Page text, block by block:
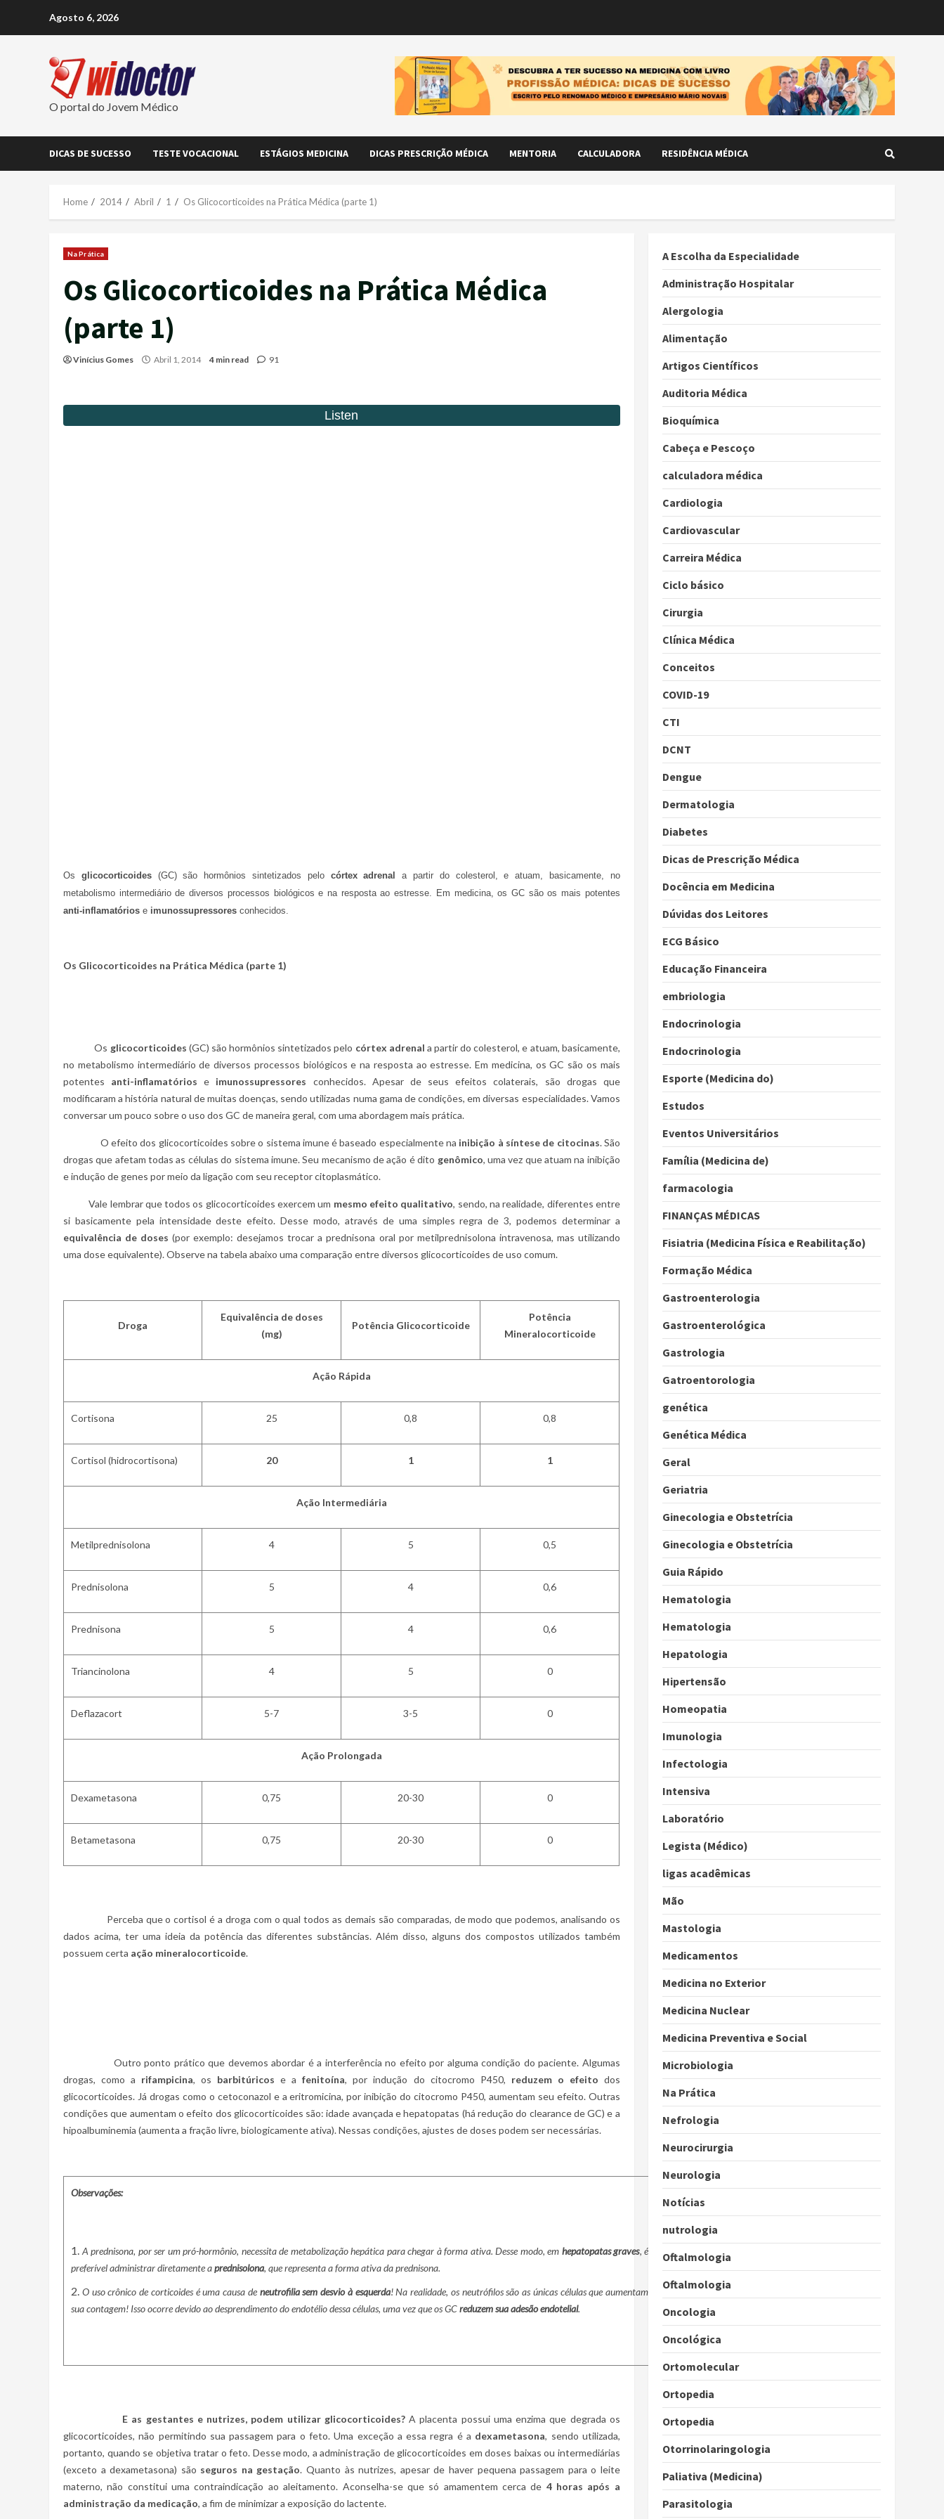
Agosto 6, 2026
O portal do Jovem Médico
DICAS DE SUCESSO TESTE VOCACIONAL ESTÁGIOS MEDICINA DICAS PRESCRIÇÃO MÉDICA MENTORIA CALCULADORA RESIDÊNCIA MÉDICA
Home 2014 Abril 1 Os Glicocorticoides na Prática Médica (parte 1)
Na Prática
Os Glicocorticoides na Prática Médica
(parte 1)
Vinícius Gomes Abril 1, 2014 4 min read 91
Os glicocorticoides(GC) são hormônios sintetizados pelo córtex adrenal
a partir do colesterol, e atuam, basicamente, no
metabolismo intermediário de diversos processos biológicos e na resposta ao estresse. Em medicina, os GC são os mais potentes
anti-inflamatórios e imunossupressores conhecidos.
Os Glicocorticoides na Prática Médica (parte 1)
Os glicocorticoides (GC) são hormônios sintetizados pelo córtex adrenal a partir do colesterol, e atuam, basicamente,
no metabolismo intermediário de diversos processos biológicos e na resposta ao estresse. Em medicina, os GC são os mais
potentes anti-inflamatórios e imunossupressores conhecidos. Apesar de seus efeitos colaterais, são drogas que
modificaram a história natural de muitas doenças, sendo utilizadas numa gama de condições, em diversas especialidades. Vamos
conversar um pouco sobre o uso dos GC de maneira geral, com uma abordagem mais prática.
O efeito dos glicocorticoides sobre o sistema imune é baseado especialmente na inibição à síntese de citocinas. São
drogas que afetam todas as células do sistema imune. Seu mecanismo de ação é dito genômico, uma vez que atuam na inibição
e indução de genes por meio da ligação com seu receptor citoplasmático.
Vale lembrar que todos os glicocorticoides exercem um mesmo efeito qualitativo, sendo, na realidade, diferentes entre
si basicamente pela intensidade deste efeito. Desse modo, através de uma simples regra de 3, podemos determinar a
equivalência de doses (por exemplo: desejamos trocar a prednisona oral por metilprednisolona intravenosa, mas utilizando
uma dose equivalente). Observe na tabela abaixo uma comparação entre diversos glicocorticoides de uso comum.
Droga
Equivalência de doses
(mg)
Potência Glicocorticoide
Potência
Mineralocorticoide
Ação Rápida
Cortisona 25 0,8 0,8
Cortisol (hidrocortisona) 20 1 1
Ação Intermediária
Metilprednisolona 4 5 0,5
Prednisolona 5 4 0,6
Prednisona 5 4 0,6
Triancinolona 4 5 0
Deflazacort 5-7 3-5 0
Ação Prolongada
Dexametasona 0,75 20-30 0
Betametasona 0,75 20-30 0
Perceba que o cortisol é a droga com o qual todos as demais são comparadas, de modo que podemos, analisando os
dados acima, ter uma ideia da potência das diferentes substâncias. Além disso, alguns dos compostos utilizados também
possuem certa ação mineralocorticoide.
Outro ponto prático que devemos abordar é a interferência no efeito por alguma condição do paciente. Algumas
drogas, como a rifampicina, os barbitúricos e afenitoína, por indução do citocromo P450, reduzem o efeito dos
glicocorticoides. Já drogas como o cetoconazol e a eritromicina, por inibição do citocromo P450, aumentam seu efeito. Outras
condições que aumentam o efeito dos glicocorticoides são: idade avançada e hepatopatas (há redução do clearance de GC) e a
hipoalbuminemia (aumenta a fração livre, biologicamente ativa). Nessas condições, ajustes de doses podem ser necessárias.
Observações:
A prednisona, por ser um pró-hormônio, necessita de metabolização hepática para chegar à forma ativa. Desse modo, em hepatopatas graves, é
preferível administrar diretamente aprednisolona, que representa a forma ativa da prednisona.
O uso crônico de corticoides é uma causa de neutrofilia sem desvio à esquerda! Na realidade, os neutrófilos são as únicas células que aumentam
sua contagem! Isso ocorre devido ao desprendimento do endotélio dessa células, uma vez que os GCreduzem sua adesão endotelial.
E as gestantes e nutrizes, podem utilizar glicocorticoides?A placenta possui uma enzima que degrada os
glicocorticoides, não permitindo sua passagem para o feto. Uma exceção a essa regra é a dexametasona, sendo utilizada,
portanto, quando se objetiva tratar o feto. Desse modo, a administração de glicocorticoides em doses baixas ou intermediárias
(exceto a dexametasona) são seguros na gestação. Quanto às nutrizes, apesar de haver pequena passagem para o leite
materno, não constitui uma contraindicação ao aleitamento. Aconselha-se que só amamentem cerca de 4 horas após a
administração da medicação, a fim de minimizar a exposição do lactente.
A Escolha da Especialidade
Administração Hospitalar
Alergologia
Alimentação
Artigos Científicos
Auditoria Médica
Bioquímica
Cabeça e Pescoço
calculadora médica
Cardiologia
Cardiovascular
Carreira Médica
Ciclo básico
Cirurgia
Clínica Médica
Conceitos
COVID-19
CTI
DCNT
Dengue
Dermatologia
Diabetes
Dicas de Prescrição Médica
Docência em Medicina
Dúvidas dos Leitores
ECG Básico
Educação Financeira
embriologia
Endocrinologia
Endocrinologia
Esporte (Medicina do)
Estudos
Eventos Universitários
Família (Medicina de)
farmacologia
FINANÇAS MÉDICAS
Fisiatria (Medicina Física e Reabilitação)
Formação Médica
Gastroenterologia
Gastroenterológica
Gastrologia
Gatroentorologia
genética
Genética Médica
Geral
Geriatria
Ginecologia e Obstetrícia
Ginecologia e Obstetrícia
Guia Rápido
Hematologia
Hematologia
Hepatologia
Hipertensão
Homeopatia
Imunologia
Infectologia
Intensiva
Laboratório
Legista (Médico)
ligas acadêmicas
Mão
Mastologia
Medicamentos
Medicina no Exterior
Medicina Nuclear
Medicina Preventiva e Social
Microbiologia
Na Prática
Nefrologia
Neurocirurgia
Neurologia
Notícias
nutrologia
Oftalmologia
Oftalmologia
Oncologia
Oncológica
Ortomolecular
Ortopedia
Ortopedia
Otorrinolaringologia
Paliativa (Medicina)
Parasitologia